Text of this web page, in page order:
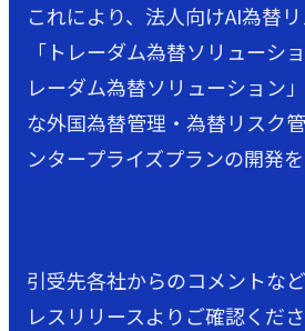
これにより、法人向けAI為替
「トレーダム為替ソリューシ
レーダム為替ソリューション
な外国為替管理・為替リスク
ンタープライズプランの開発を
引受先各社からのコメントな
レスリリースよりご確認くださ